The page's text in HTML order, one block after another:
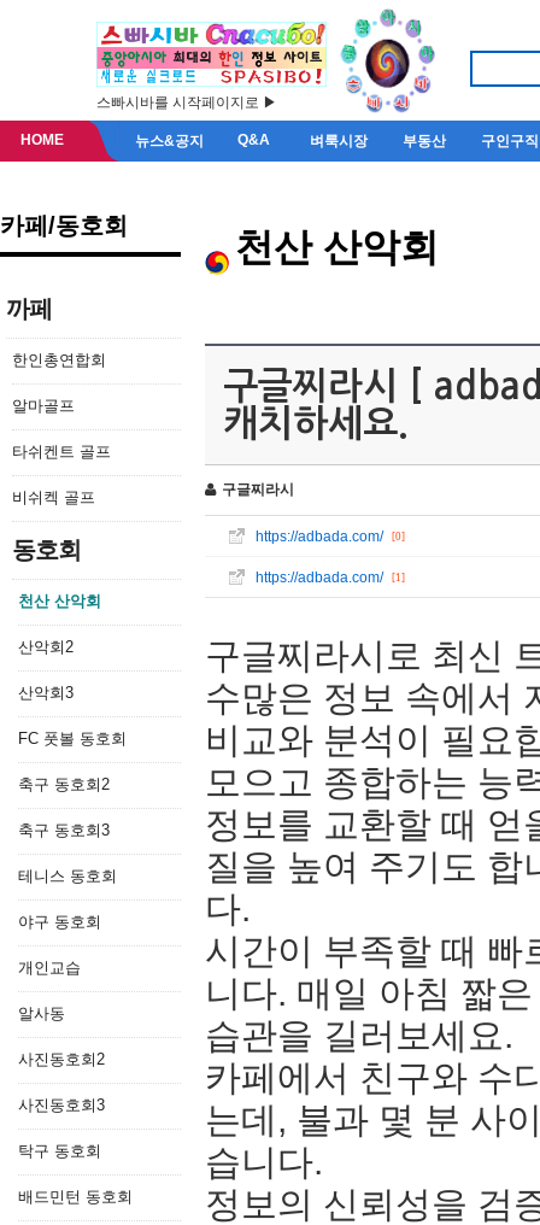
스빠시바를 시작페이지로 ▶
HOME 뉴스&공지 Q&A 벼룩시장 부동산 구인구직
카페/동호회
까페
한인총연합회
알마골프
타쉬켄트 골프
비쉬켁 골프
동호회
천산 산악회
산악회2
산악회3
FC 풋볼 동호회
축구 동호회2
축구 동호회3
테니스 동호회
야구 동호회
개인교습
알사동
사진동호회2
사진동호회3
탁구 동호회
배드민턴 동호회
천산 산악회
구글찌라시 [
캐치하세요.
구글찌라시
https://adbada.com/ [0]
https://adbada.com/ [1]
구글찌라시로 최신
수많은 정보 속에서
비교와 분석이 필요
모으고 종합하는 능
정보를 교환할 때 얻
질을 높여 주기도
다.
시간이 부족할 때 빠
니다. 매일 아침 짧
습관을 길러보세요.
카페에서 친구와 수
는데, 불과 몇 분 사
습니다.
정보의 신뢰성을 검